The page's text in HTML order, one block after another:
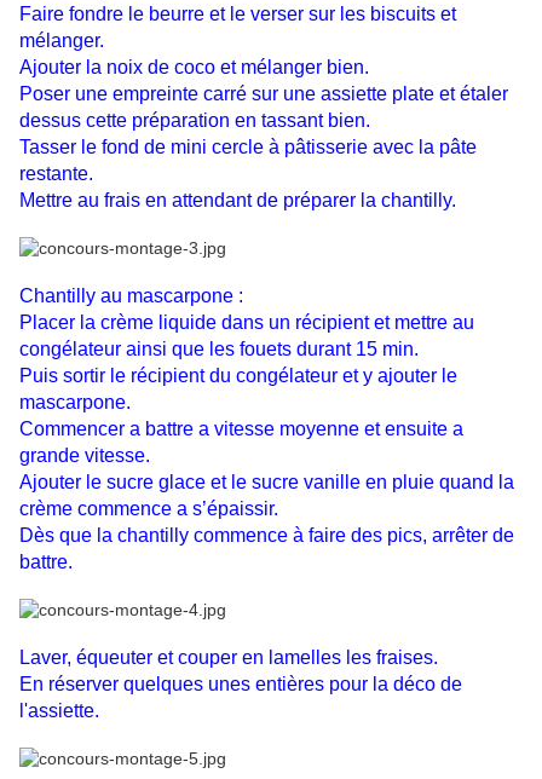
Faire fondre le beurre et le verser sur les biscuits et
mélanger.
Ajouter la noix de coco et mélanger bien.
Poser une empreinte carré sur une assiette plate et étaler
dessus cette préparation en tassant bien.
Tasser le fond de mini cercle à pâtisserie avec la pâte
restante.
Mettre au frais en attendant de préparer la chantilly.
Chantilly au mascarpone :
Placer la crème liquide dans un récipient et mettre au
congélateur ainsi que les fouets durant 15 min.
Puis sortir le récipient du congélateur et y ajouter le
mascarpone.
Commencer a battre a vitesse moyenne et ensuite a
grande vitesse.
Ajouter le sucre glace et le sucre vanille en pluie quand la
crème commence a s’épaissir.
Dès que la chantilly commence à faire des pics, arrêter de
battre.
Laver, équeuter et couper en lamelles les fraises.
En réserver quelques unes entières pour la déco de
l'assiette.